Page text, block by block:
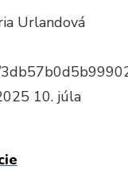
Urlandová
10. júla